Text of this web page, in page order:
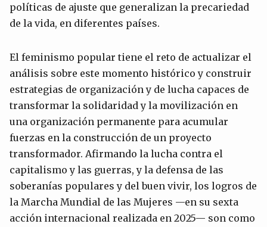
políticas de ajuste que generalizan la precariedad
de la vida, en diferentes países.
El feminismo popular tiene el reto de actualizar el
análisis sobre este momento histórico y construir
estrategias de organización y de lucha capaces de
transformar la solidaridad y la movilización en
una organización permanente para acumular
fuerzas en la construcción de un proyecto
transformador. Afirmando la lucha contra el
capitalismo y las guerras, y la defensa de las
soberanías populares y del buen vivir, los logros de
la Marcha Mundial de las Mujeres —en su sexta
acción internacional realizada en 2025— son como